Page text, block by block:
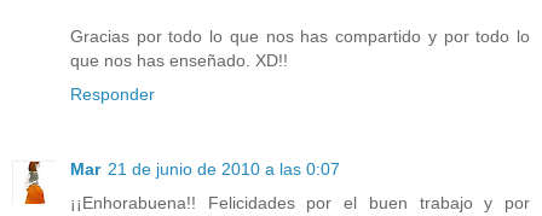
Gracias por todo lo que nos has compartido y por todo lo
que nos has enseñado. XD!!
Responder
Mar 21 de junio de 2010 a las 0:07
¡¡Enhorabuena!! Felicidades por el buen trabajo y por